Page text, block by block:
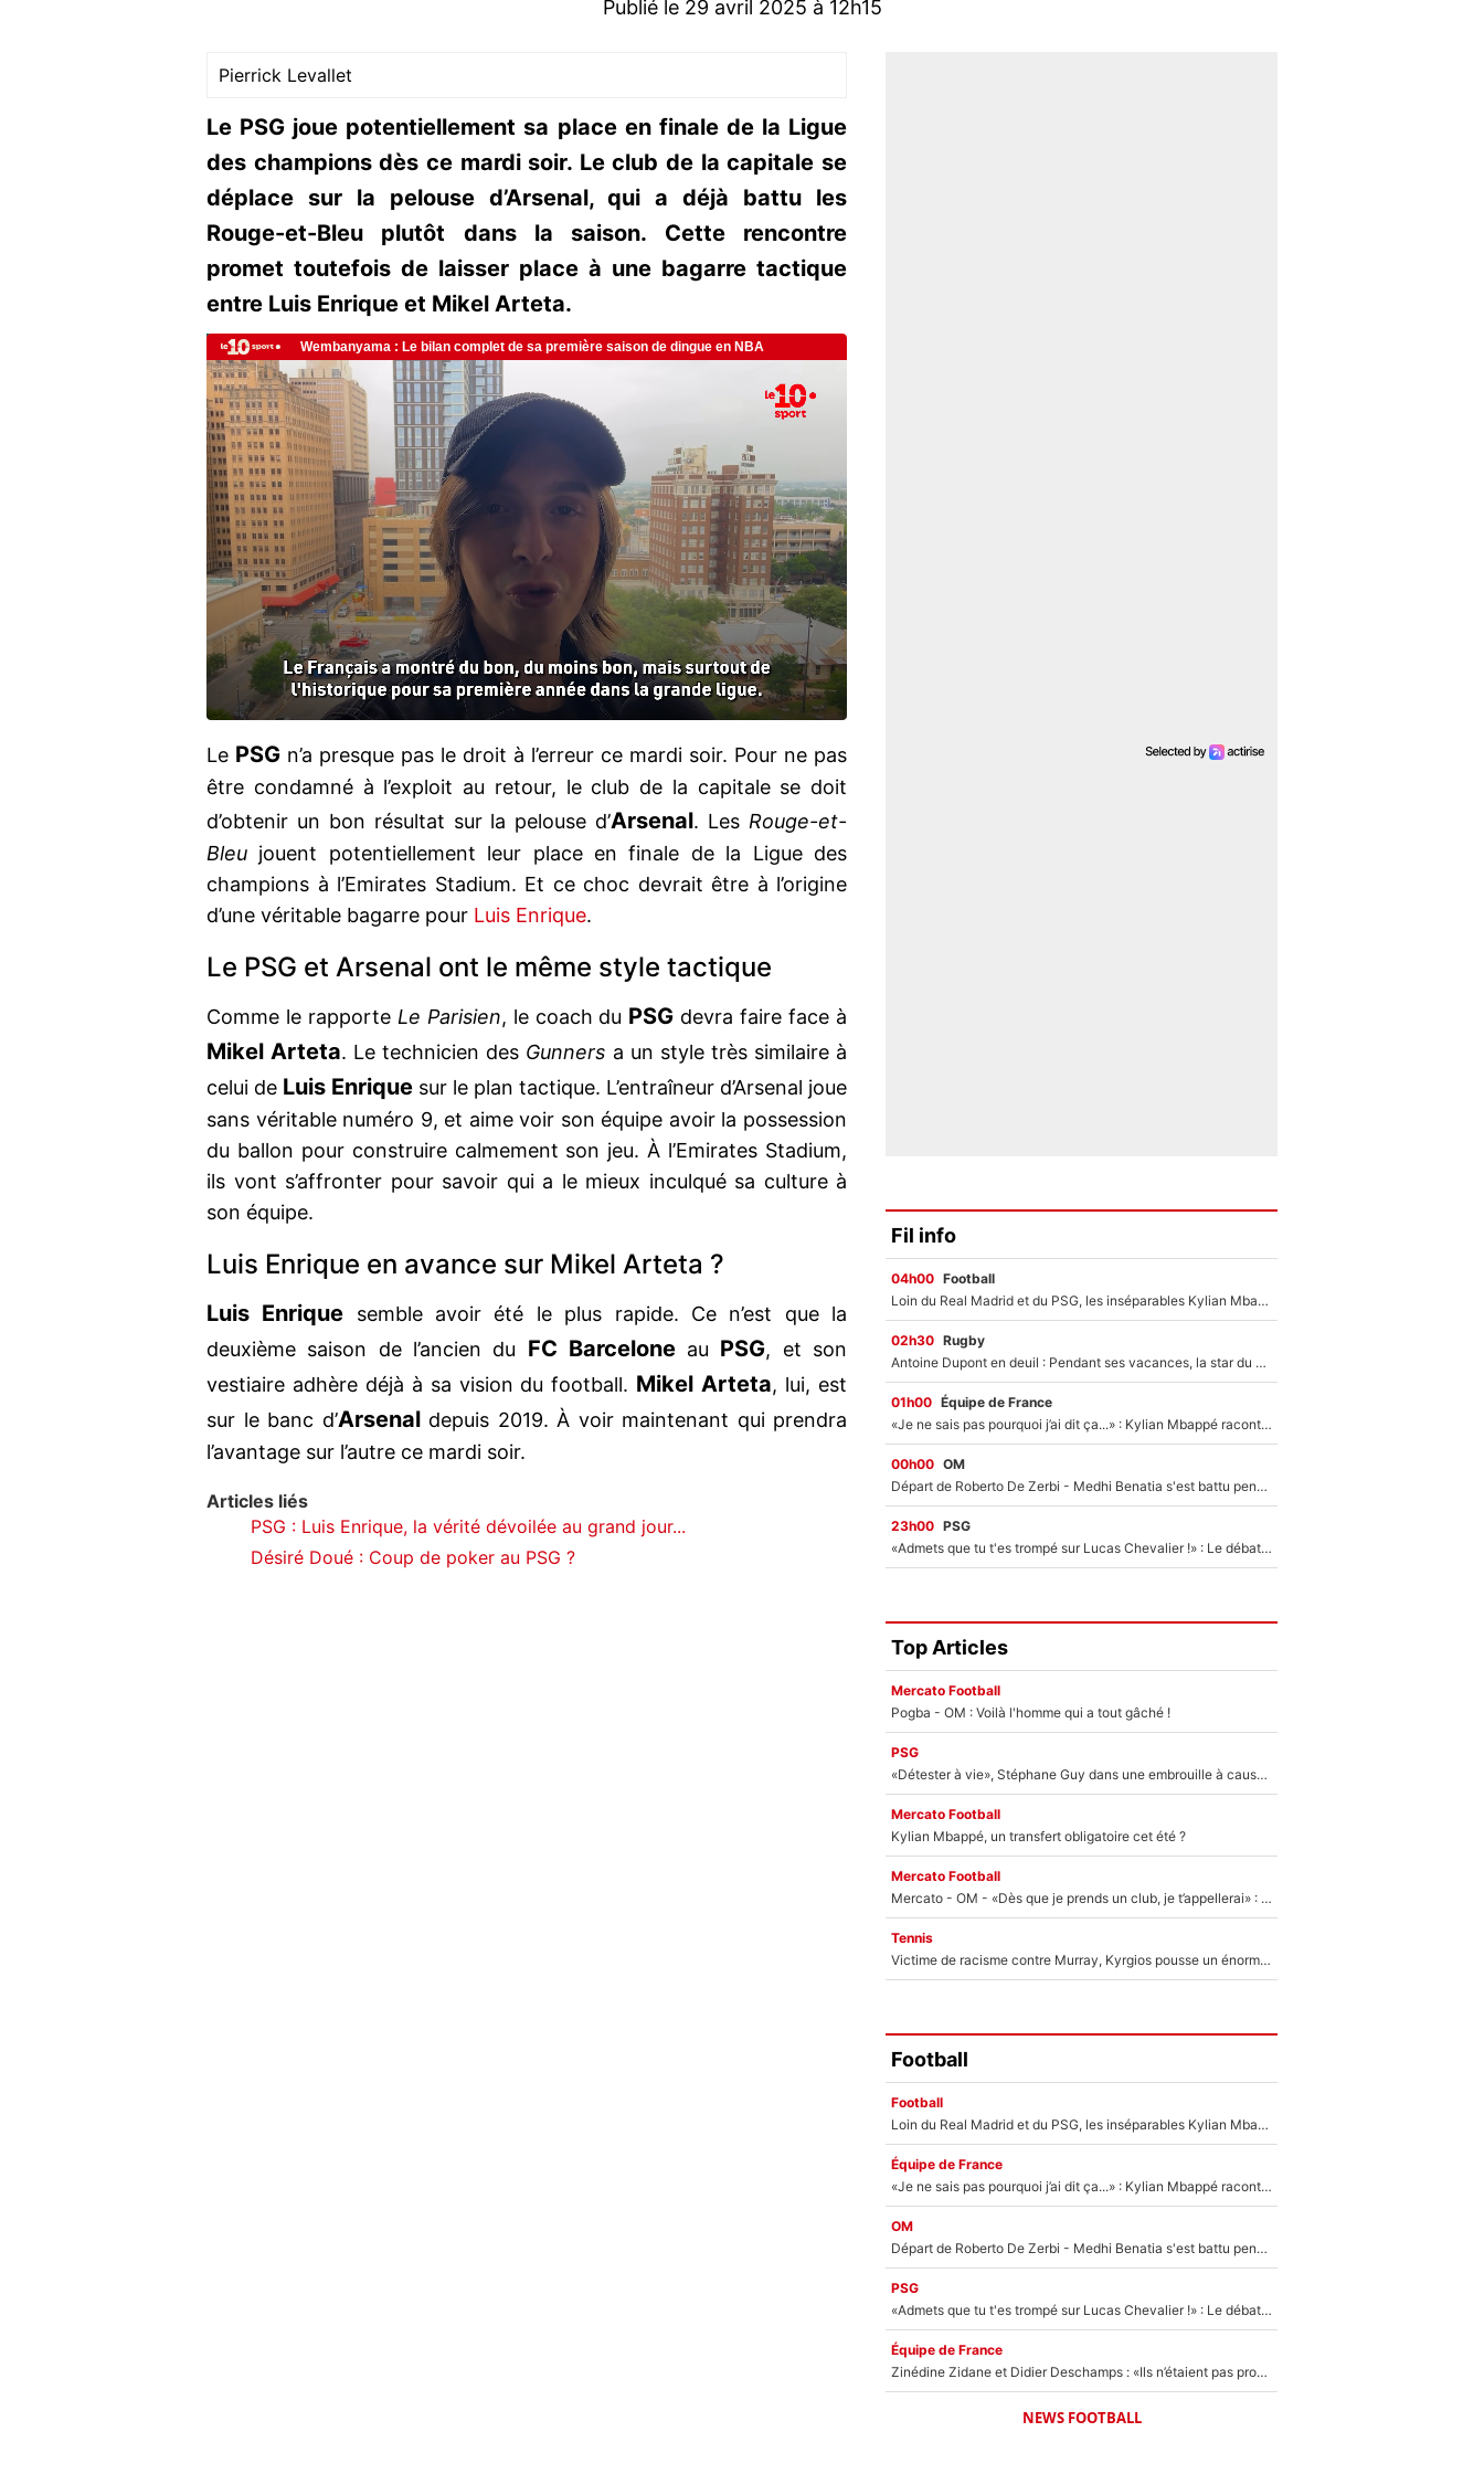
Publié le 29 avril 2025 à 12h15
Pierrick Levallet
Le PSG joue potentiellement sa place en finale de la Ligue
des champions dès ce mardi soir. Le club de la capitale se
déplace sur la pelouse d’Arsenal, qui a déjà battu les
Rouge-et-Bleu plutôt dans la saison. Cette rencontre
promet toutefois de laisser place à une bagarre tactique
entre Luis Enrique et Mikel Arteta.
Le PSG n’a presque pas le droit à l’erreur ce mardi soir. Pour ne pas
être condamné à l’exploit au retour, le club de la capitale se doit
d’obtenir un bon résultat sur la pelouse d’Arsenal. LesRouge-et-
Bleu jouent potentiellement leur place en finale de la Ligue des
champions à l’Emirates Stadium. Et ce choc devrait être à l’origine
d’une véritable bagarre pour Luis Enrique.
Le PSG et Arsenal ont le même style tactique
Comme le rapporte Le Parisien, le coach du PSG devra faire face à
Mikel Arteta. Le technicien des Gunners a un style très similaire à
celui de Luis Enrique sur le plan tactique. L’entraîneur d’Arsenal joue
sans véritable numéro 9, et aime voir son équipe avoir la possession
du ballon pour construire calmement son jeu. À l’Emirates Stadium,
ils vont s’affronter pour savoir qui a le mieux inculqué sa culture à
son équipe.
Luis Enrique en avance sur Mikel Arteta ?
Luis Enrique semble avoir été le plus rapide. Ce n’est que la
deuxième saison de l’ancien du FC Barceloneau PSG, et son
vestiaire adhère déjà à sa vision du football. Mikel Arteta, lui, est
sur le banc d’Arsenal depuis 2019. À voir maintenant qui prendra
l’avantage sur l’autre ce mardi soir.
Articles liés
PSG : Luis Enrique, la vérité dévoilée au grand jour...
Désiré Doué : Coup de poker au PSG ?
Fil info
04h00 Football
Loin du Real Madrid et du PSG, les inséparables Kylian Mbappé et Achraf Hakimi changent d'équipe le temps d'une journée !
02h30 Rugby
Antoine Dupont en deuil : Pendant ses vacances, la star du XV de France a perdu sa grand-mère
01h00 Équipe de France
«Je ne sais pas pourquoi j’ai dit ça...» : Kylian Mbappé raconte sa première rencontre avec Zinédine Zidane (et c’est très drôle)
00h00 OM
Départ de Roberto De Zerbi - Medhi Benatia s'est battu pendant six mois pour le retenir à l'OM, le PSG a été le naufrage de trop : «Je pars avec toi»
23h00 PSG
«Admets que tu t'es trompé sur Lucas Chevalier !» : Le débat sur le gardien du PSG vire au clash à l'After Foot
Top Articles
Mercato Football
Pogba - OM : Voilà l'homme qui a tout gâché !
PSG
«Détester à vie», Stéphane Guy dans une embrouille à cause du PSG !
Mercato Football
Kylian Mbappé, un transfert obligatoire cet été ?
Mercato Football
Mercato - OM - «Dès que je prends un club, je t’appellerai» : La promesse de Marcelino au moment de claquer la porte
Tennis
Victime de racisme contre Murray, Kyrgios pousse un énorme coup de gueule !
Football
Football
Loin du Real Madrid et du PSG, les inséparables Kylian Mbappé et Achraf Hakimi changent d'équipe le temps d'une journée !
Équipe de France
«Je ne sais pas pourquoi j’ai dit ça...» : Kylian Mbappé raconte sa première rencontre avec Zinédine Zidane (et c’est très drôle)
OM
Départ de Roberto De Zerbi - Medhi Benatia s'est battu pendant six mois pour le retenir à l'OM, le PSG a été le naufrage de trop : «Je pars avec toi»
PSG
«Admets que tu t'es trompé sur Lucas Chevalier !» : Le débat sur le gardien du PSG vire au clash à l'After Foot
Équipe de France
Zinédine Zidane et Didier Deschamps : «Ils n’étaient pas proches», les confidences d’un membre de l’équipe de France 1998 sur leur relation spéciale
NEWS FOOTBALL